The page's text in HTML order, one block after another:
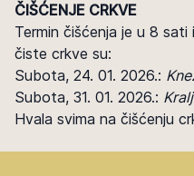
ČIŠĆENJE CRKVE
Termin čišćenja je u 8
čiste crkve su:
Subota, 24. 01. 2026.:
Subota, 31. 01. 2026.:
Hvala svima na čišćenju